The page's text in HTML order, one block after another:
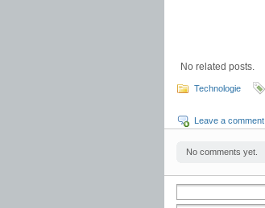
No related posts.
Technologie
Leave a comment
No comments yet.